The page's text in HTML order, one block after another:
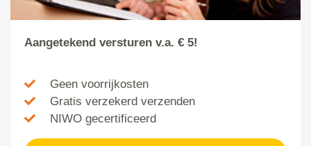
Aangetekend versturen v.a. € 5!
Geen voorrijkosten
Gratis verzekerd verzenden
NIWO gecertificeerd